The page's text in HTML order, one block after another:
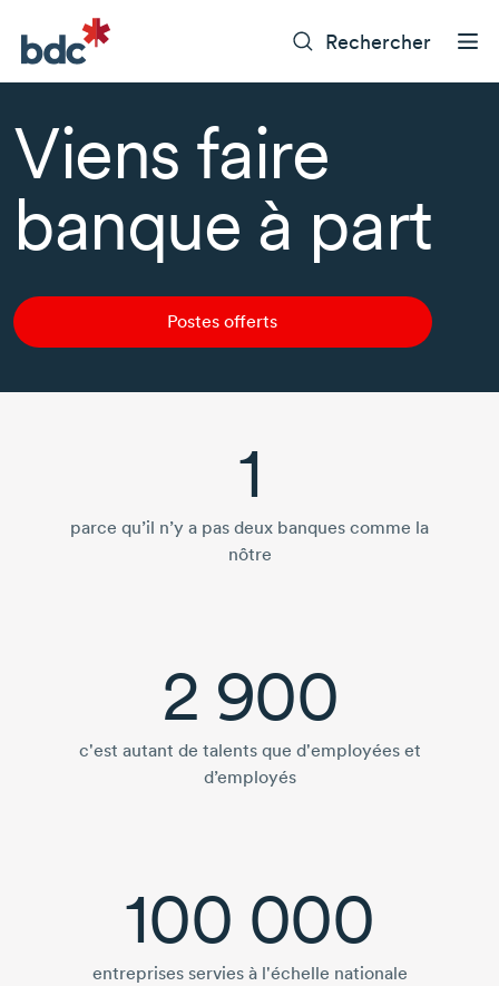
Rechercher
Viens faire
banque à part
Postes offerts
1
parce qu’il n’y a pas deux banques comme la
nôtre
2 900
c'est autant de talents que d'employées et
d’employés
100 000
entreprises servies à l'échelle nationale